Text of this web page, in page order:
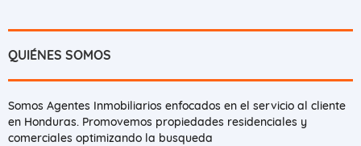
QUIÉNES SOMOS
Somos Agentes Inmobiliarios enfocados en el servicio al cliente
en Honduras. Promovemos propiedades residenciales y
comerciales optimizando la busqueda